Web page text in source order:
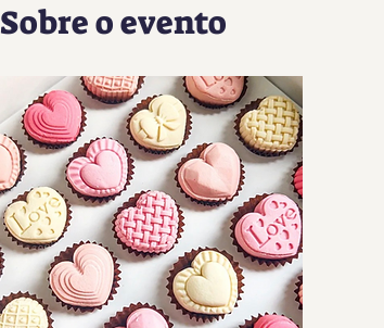
Sobre o evento